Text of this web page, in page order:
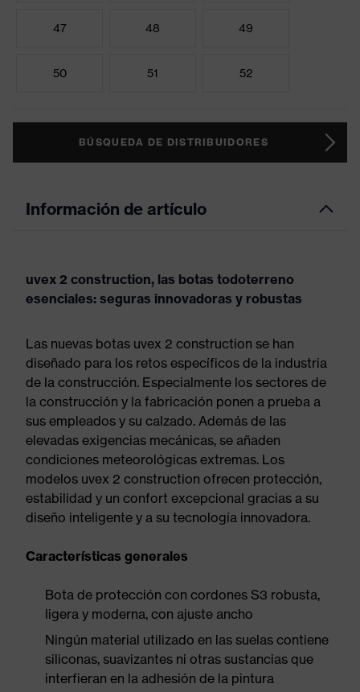
47 48 49
50 51 52
BÚSQUEDA DE DISTRIBUIDORES
Información de artículo
uvex 2 construction, las botas todoterreno
esenciales: seguras innovadoras y robustas
Las nuevas botas uvex 2 construction se han
diseñado para los retos específicos de la industria
de la construcción. Especialmente los sectores de
la construcción y la fabricación ponen a prueba a
sus empleados y su calzado. Además de las
elevadas exigencias mecánicas, se añaden
condiciones meteorológicas extremas. Los
modelos uvex 2 construction ofrecen protección,
estabilidad y un confort excepcional gracias a su
diseño inteligente y a su tecnología innovadora.
Características generales
Bota de protección con cordones S3 robusta,
ligera y moderna, con ajuste ancho
Ningún material utilizado en las suelas contiene
siliconas, suavizantes ni otras sustancias que
interfieran en la adhesión de la pintura